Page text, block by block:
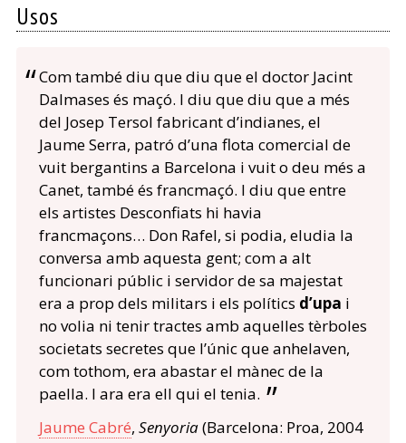
Usos
Com també diu que diu que el doctor Jacint
Dalmases és maçó. I diu que diu que a més
del Josep Tersol fabricant d’indianes, el
Jaume Serra, patró d’una flota comercial de
vuit bergantins a Barcelona i vuit o deu més a
Canet, també és francmaçó. I diu que entre
els artistes Desconfiats hi havia
francmaçons… Don Rafel, si podia, eludia la
conversa amb aquesta gent; com a alt
funcionari públic i servidor de sa majestat
era a prop dels militars i els polítics d’upa i
no volia ni tenir tractes amb aquelles tèrboles
societats secretes que l’únic que anhelaven,
com tothom, era abastar el mànec de la
paella. I ara era ell qui el tenia.
Jaume Cabré, Senyoria(Barcelona: Proa, 2004